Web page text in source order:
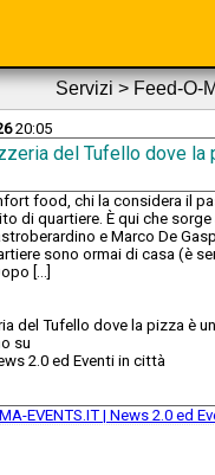
Servizi > Feed-O-
20:05
del Tufello dove la
food, chi la considera il
di quartiere. È qui che
e Marco De
sono ormai di casa (è
[…]
del Tufello dove la pizza è
su
2.0 ed Eventi in città
EVENTS.IT | News 2.0 ed